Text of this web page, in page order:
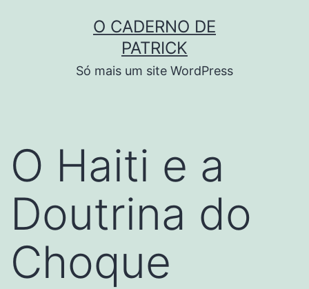
O CADERNO DE
PATRICK
Só mais um site WordPress
O Haiti e a
Doutrina do
Choque